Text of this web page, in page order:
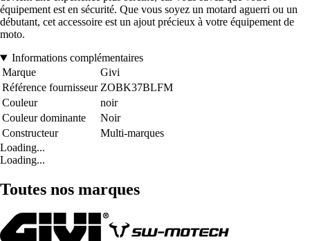
équipement est en sécurité. Que vous soyez un motard aguerri ou un
débutant, cet accessoire est un ajout précieux à votre équipement de
moto.
Informations complémentaires
Marque
Givi
Référence fournisseur ZOBK37BLFM
Couleur
noir
Couleur dominante
Noir
Constructeur
Multi-marques
Loading...
Loading...
Toutes nos marques